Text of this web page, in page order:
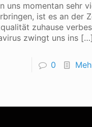
uns momentan sehr
ist es an der
zuhause
zwingt uns ins[…]
0